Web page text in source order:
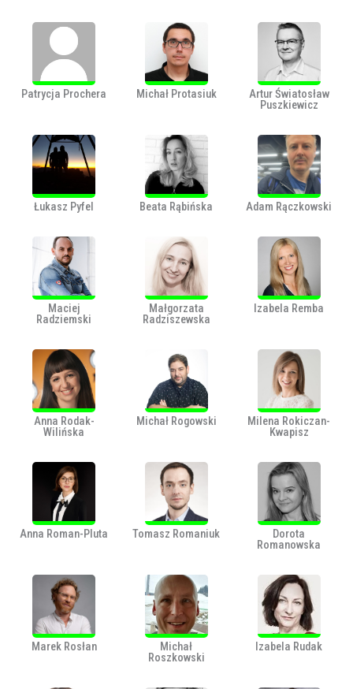
Patrycja Prochera Michał Protasiuk
Artur Światosław
Puszkiewicz
Łukasz Pyfel Beata Rąbińska Adam Rączkowski
Maciej
Radziemski
Małgorzata
Radziszewska
Izabela Remba
Anna Rodak-
Wilińska
Michał Rogowski
Milena Rokiczan-
Kwapisz
Anna Roman-Pluta Tomasz Romaniuk
Dorota
Romanowska
Marek Rosłan
Michał
Roszkowski
Izabela Rudak